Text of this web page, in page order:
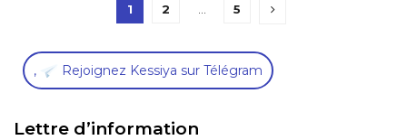
1 2 5
, Rejoignez Kessiya sur Télégram
Lettre d’information